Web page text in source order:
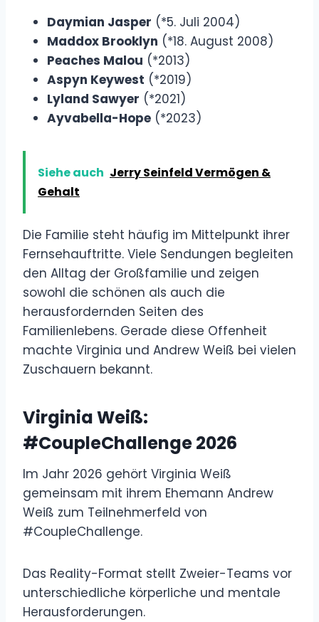
Daymian Jasper (*5. Juli 2004)
Maddox Brooklyn (*18. August 2008)
Peaches Malou (*2013)
Aspyn Keywest (*2019)
Lyland Sawyer (*2021)
Ayvabella-Hope (*2023)
Siehe auch Jerry Seinfeld Vermögen &
Gehalt
Die Familie steht häufig im Mittelpunkt ihrer
Fernsehauftritte. Viele Sendungen begleiten
den Alltag der Großfamilie und zeigen
sowohl die schönen als auch die
herausfordernden Seiten des
Familienlebens. Gerade diese Offenheit
machte Virginia und Andrew Weiß bei vielen
Zuschauern bekannt.
Virginia Weiß:
#CoupleChallenge 2026
Im Jahr 2026 gehört Virginia Weiß
gemeinsam mit ihrem Ehemann Andrew
Weiß zum Teilnehmerfeld von
#CoupleChallenge.
Das Reality-Format stellt Zweier-Teams vor
unterschiedliche körperliche und mentale
Herausforderungen.